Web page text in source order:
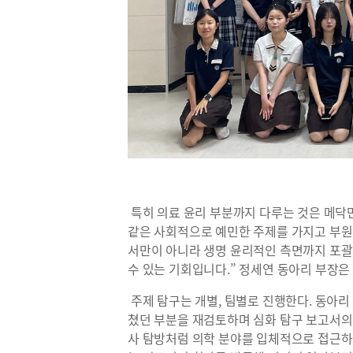
특히 의료 윤리 부분까지 다루는 것은 메
같은 사회적으로 예민한 주제를 가지고 부
서만이 아니라 생명 윤리적인 측면까지 포
수 있는 기회입니다.” 정세연 동아리 부장
주제 탐구는 개별, 팀별로 진행한다. 동아
쳤던 부분을 재검토하며 심화 탐구 보고서
사 탐방처럼 의학 분야를 입체적으로 접근